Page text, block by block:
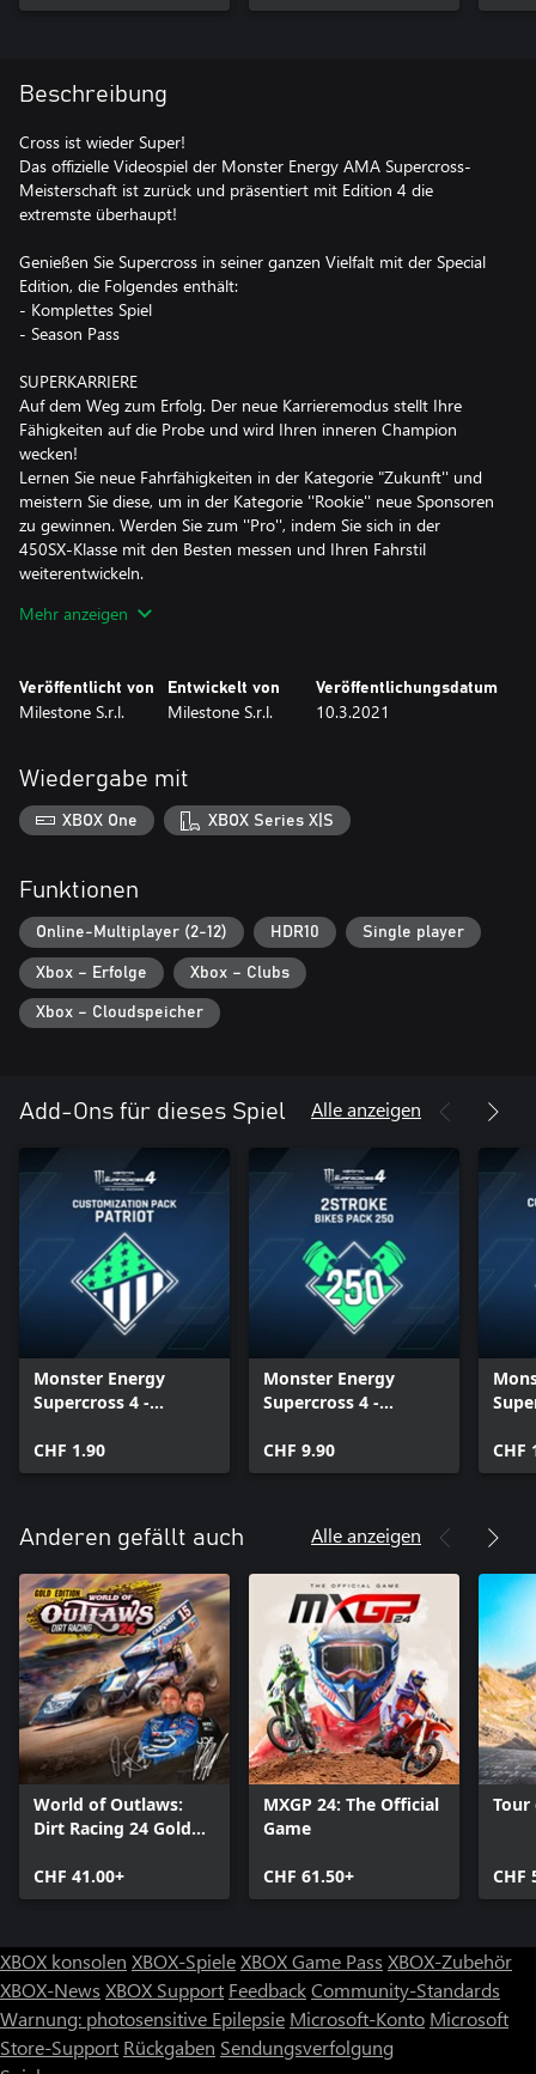
Beschreibung
Cross ist wieder Super!
Das offizielle Videospiel der Monster Energy AMA Supercross-
Meisterschaft ist zurück und präsentiert mit Edition 4 die
extremste überhaupt!
Genießen Sie Supercross in seiner ganzen Vielfalt mit der Special
Edition, die Folgendes enthält:
- Komplettes Spiel
- Season Pass
SUPERKARRIERE
Auf dem Weg zum Erfolg. Der neue Karrieremodus stellt Ihre
Fähigkeiten auf die Probe und wird Ihren inneren Champion
wecken!
Lernen Sie neue Fahrfähigkeiten in der Kategorie "Zukunft'' und
meistern Sie diese, um in der Kategorie ''Rookie'' neue Sponsoren
zu gewinnen. Werden Sie zum ''Pro'', indem Sie sich in der
450SX-Klasse mit den Besten messen und Ihren Fahrstil
weiterentwickeln.
SIE HABEN ES SELBST IN DER HAND
und teilen Sie Ihre Werke mit der Community.
und Freunde herauszufordern. Rasen Sie durch fantastische neue
Insellandschaften. Hier gibt es Action ohne Ende!
Wählen Sie aus über 100 Fahrern Ihren Favoriten und treten Sie
Stadien und 17 Strecken der Saison.
VOLL INDIVIDUALISIERBAR
Über 100 Marken stehen zur Anpassung Ihres Fahrers und
Motorrades zur Verfügung. Unterschreiben Sie auf Ihrem
Mehr anzeigen
Veröffentlicht von
Milestone S.r.l.
Entwickelt von
Milestone S.r.l.
Veröffentlichungsdatum
10.3.2021
Wiedergabe mit
XBOX One XBOX Series X|S
Funktionen
Online-Multiplayer (2-12) HDR10 Single player
Xbox – Erfolge Xbox – Clubs
Xbox – Cloudspeicher
Add-Ons für dieses Spiel Alle anzeigen
Monster Energy
Supercross 4 -
Patriot
CHF 1.90
Monster Energy
Supercross 4 -
(250)
CHF 9.90
Neon
CHF
Anderen gefällt auch Alle anzeigen
World of Outlaws:
Dirt Racing 24 Gold
CHF 41.00+
MXGP 24: The Official
Game
CHF 61.50+
Tour
CHF
XBOX konsolen XBOX-SpieleXBOX Game Pass XBOX-Zubehör
XBOX-News XBOX Support FeedbackCommunity-Standards
Warnung: photosensitive Epilepsie Microsoft-Konto Microsoft
Store-Support Rückgaben Sendungsverfolgung